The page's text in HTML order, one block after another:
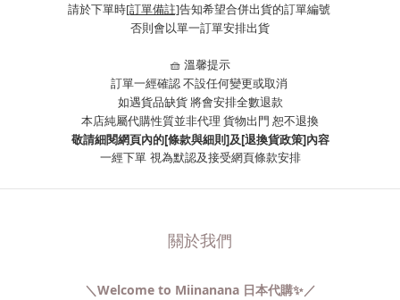
請於下單時[訂單備註]告知希望合併出貨的訂單編號
否則會以單一訂單安排出貨
🧺 溫馨提示
訂單一經確認 不設任何變更或取消
如遇貨品缺貨 將會安排全數退款
本店純屬代購性質並非代理 貨物出門 恕不退換
敬請細閱網頁內的[條款與細則]及[退換貨政策]內容
一經下單 視為默認及接受網頁條款安排
關於我們
＼Welcome to Miinanana 日本代購✨／